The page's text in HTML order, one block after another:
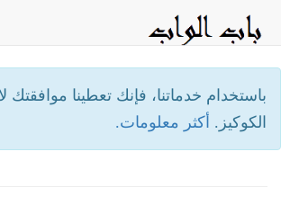
باستخدام خدماتنا، فإنك تعطينا موافقتك
الكوكيز. أكثر معلومات.